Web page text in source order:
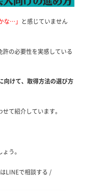
な…」 と感じていません
の必要性を実感している
向けて、取得方法の選び方
て紹介しています。
う。
はLINEで相談する /